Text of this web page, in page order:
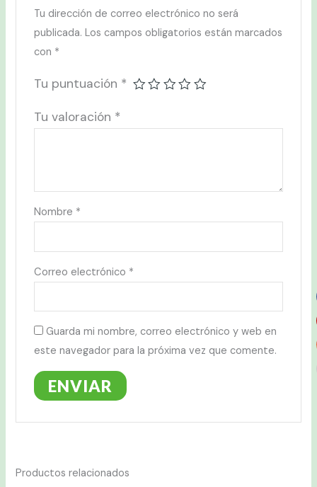
Tu dirección de correo electrónico no será
publicada. Los campos obligatorios están marcados
con *
Tu puntuación *
Tu valoración *
Nombre *
Correo electrónico *
Guarda mi nombre, correo electrónico y web en
este navegador para la próxima vez que comente.
Productos relacionados